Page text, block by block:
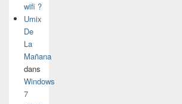
wifi ?
Umix
De
La
Mañana
dans
Windows
7